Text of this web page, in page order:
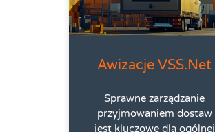
Awizacje VSS.net
Sprawne zarządzanie
przyjmowaniem dostaw
jest kluczowe dla ogólnej